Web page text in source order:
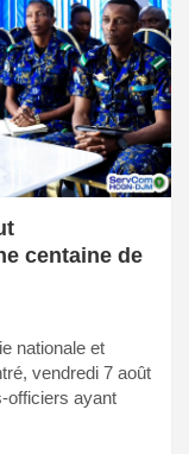
centaine de
nationale et
vendredi 7 août
officiers ayant